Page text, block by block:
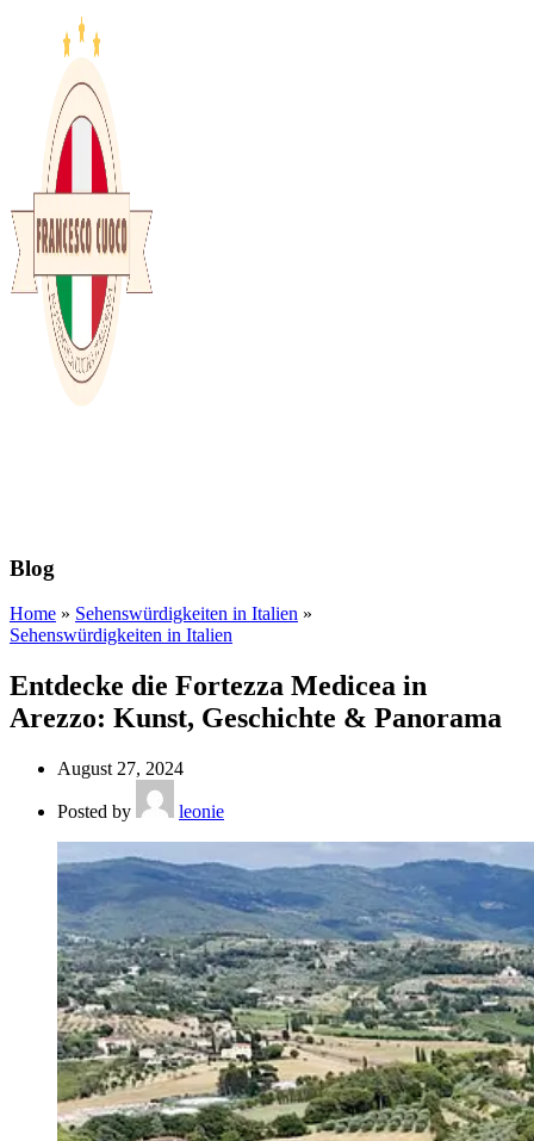
Blog
Home » Sehenswürdigkeiten in Italien »
Sehenswürdigkeiten in Italien
Entdecke die Fortezza Medicea in
Arezzo: Kunst, Geschichte & Panorama
August 27, 2024
Posted by leonie